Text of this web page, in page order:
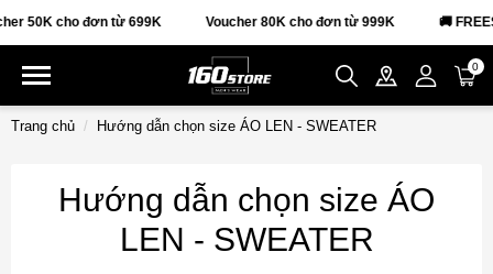
50K cho đơn từ 699K Voucher 80K cho đơn từ 999K 🚚
0
Trang chủ Hướng dẫn chọn size ÁO LEN - SWEATER
Hướng dẫn chọn size ÁO
LEN - SWEATER